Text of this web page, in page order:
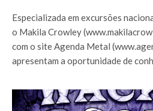
Especializada em excursões
o Makila Crowley
com o site Agenda Metal
apresentam a oportunidade de